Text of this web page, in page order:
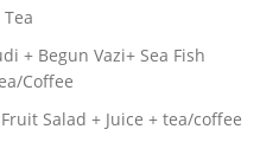
+ Begun Vazi+ Sea Fish
Coffee
Salad + Juice + tea/coffee